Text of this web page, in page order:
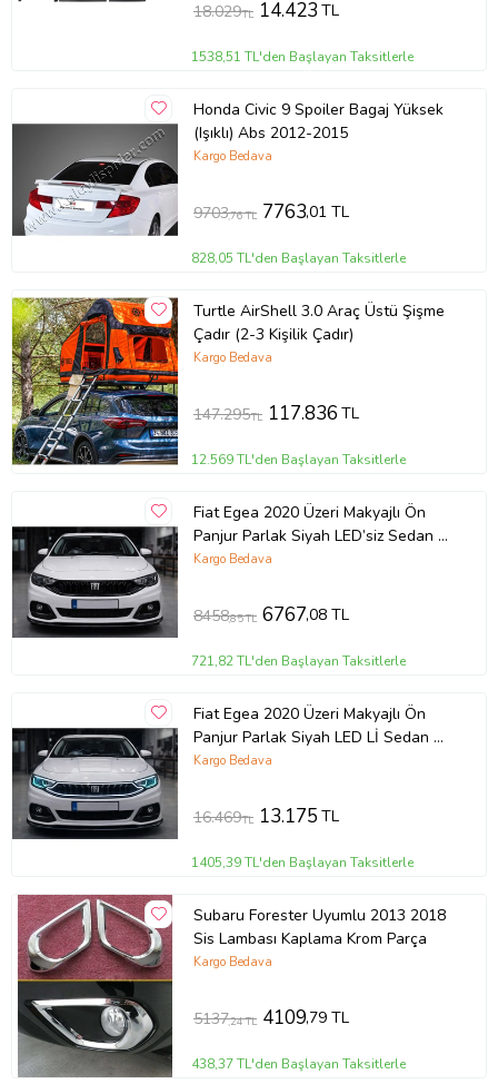
18.029TL 14.423TL
1538,51 TL'den Başlayan Taksitlerle
Honda Civic 9 Spoiler Bagaj Yüksek
(Işıklı) Abs 2012-2015
Kargo Bedava
9703,76 TL 7763,01 TL
828,05 TL'den Başlayan Taksitlerle
Turtle AirShell 3.0 Araç Üstü Şişme
Çadır (2-3 Kişilik Çadır)
Kargo Bedava
147.295TL 117.836TL
12.569 TL'den Başlayan Taksitlerle
Fiat Egea 2020 Üzeri Makyajlı Ön
Panjur Parlak Siyah LED’siz Sedan &
HB Uyumlu
Kargo Bedava
8458,85 TL 6767,08 TL
721,82 TL'den Başlayan Taksitlerle
Fiat Egea 2020 Üzeri Makyajlı Ön
Panjur Parlak Siyah LED Lİ Sedan &
HB Uyumlu
Kargo Bedava
16.469TL 13.175TL
1405,39 TL'den Başlayan Taksitlerle
Subaru Forester Uyumlu 2013 2018
Sis Lambası Kaplama Krom Parça
Kargo Bedava
5137,24 TL 4109,79 TL
438,37 TL'den Başlayan Taksitlerle